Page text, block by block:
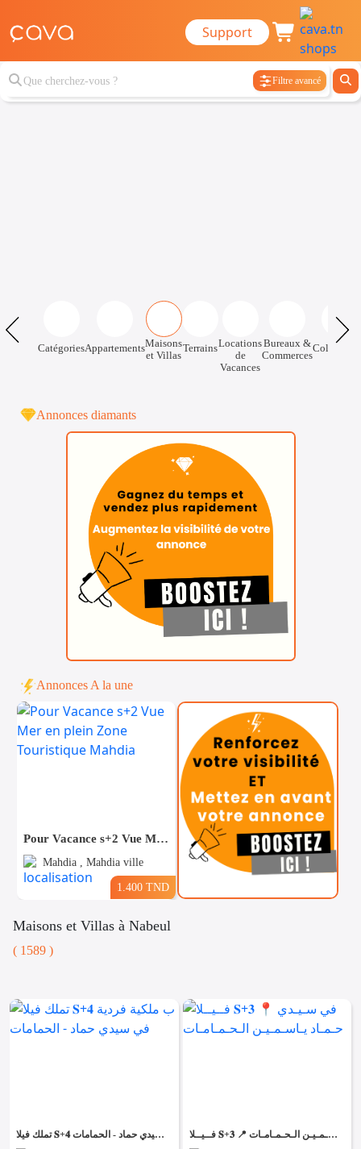
Support
Filtre avancé
CatégoriesAppartementsMaisons
et Villas
TerrainsLocations
de
Vacances
Bureaux &
Commerces
Annonces diamants
Annonces A la une
Pour Vacance s+2 Vue Mer en plein Zone Touristique Mahdia
Mahdia , Mahdia ville
1.400 TND
Maisons et Villas à Nabeul
( 1589 )
تملك فيلا 𝐒+𝟒 ب ملكية فردية في سيدي حماد - الحمامات فــيــلا 𝐒+𝟑 📍 في سـيـدي حـمـاد يـاسـمـيـن الـحـمـامـات